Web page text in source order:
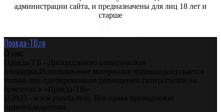
администрации сайта, и предназначены для лиц 18 лет и
старше
Правда-ТВ.ru
О нас
Правда-ТВ - Дискуссионно политическая
площадка.Использование материалов издания допускается
только при одновременном размещении гиперссылки на
оригинал в «Правда-ТВ»
@2023 - www.pravda-tv.ru. Все права принадлежат
правообладателям.